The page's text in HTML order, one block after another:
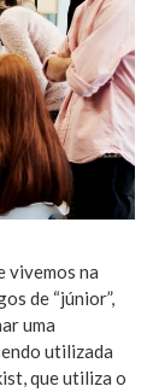
vivemos na
de “júnior”,
uma
utilizada
que utiliza o